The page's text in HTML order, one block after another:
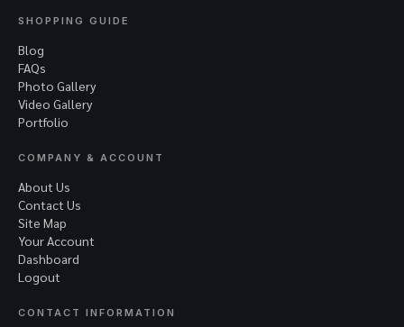
SHOPPING GUIDE
Blog
FAQs
Photo Gallery
Video Gallery
Portfolio
COMPANY & ACCOUNT
About Us
Contact Us
Site Map
Your Account
Dashboard
Logout
CONTACT INFORMATION